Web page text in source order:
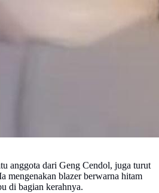
anggota dari Geng Cendol, juga turut
mengenakan blazer berwarna hitam
di bagian kerahnya.